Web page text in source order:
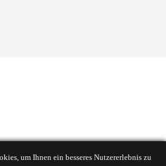
um Ihnen ein besseres Nutzererlebnis zu